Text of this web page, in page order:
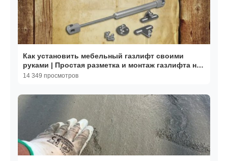
Как установить мебельный газлифт своими
руками | Простая разметка и монтаж газлифта на
кухню
14 349 просмотров